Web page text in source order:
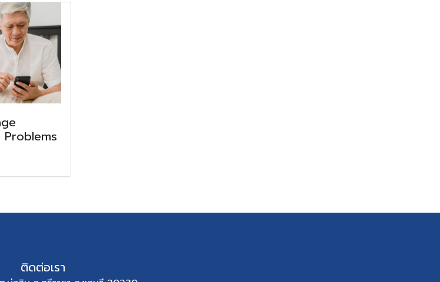
Problems
ติดต่อเรา